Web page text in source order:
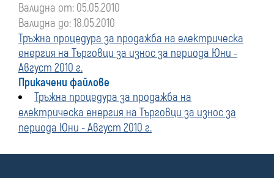
Валидна от: 05.05.2010
Валидна до: 18.05.2010
Тръжна процедура за продажба на електрическа
енергия на Търговци за износ за периода Юни -
Август 2010 г.
Прикачени файлове
Тръжна процедура за продажба на
електрическа енергия на Търговци за износ за
периода Юни - Август 2010 г.